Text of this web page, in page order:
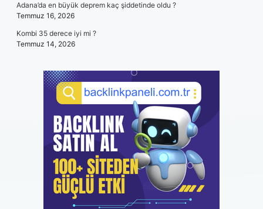
Adana’da en büyük deprem kaç şiddetinde oldu ?
Temmuz 16, 2026
Kombi 35 derece iyi mi ?
Temmuz 14, 2026